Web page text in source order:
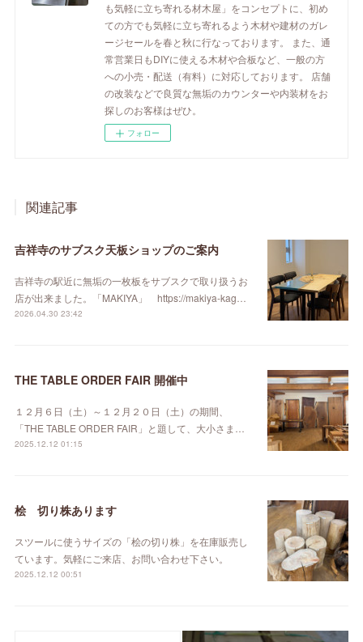
も気軽に立ち寄れる材木屋」をコンセプトに、初め
ての方でも気軽に立ち寄れるよう木材や建材のガレ
ージセールを春と秋に行なっております。 また、通
常営業日もDIYに使える木材や合板など、一般の方
への小売・配送（有料）に対応しております。 店舗
の改装などで良質な無垢のカウンターや内装材をお
探しのお客様はぜひ。
フォロー
関連記事
吉祥寺のサブスク天板ショップのご案内
吉祥寺の駅近に無垢の一枚板をサブスクで取り扱うお
店が出来ました。「MAKIYA」 https://makiya-kag…
2026.04.30 23:42
THE TABLE ORDER FAIR 開催中
１２月６日（土）～１２月２０日（土）の期間、
「THE TABLE ORDER FAIR」と題して、大小さま…
2025.12.12 01:15
桧 切り株あります
スツールに使うサイズの「桧の切り株」を在庫販売し
ています。気軽にご来店、お問い合わせ下さい。
2025.12.12 00:51